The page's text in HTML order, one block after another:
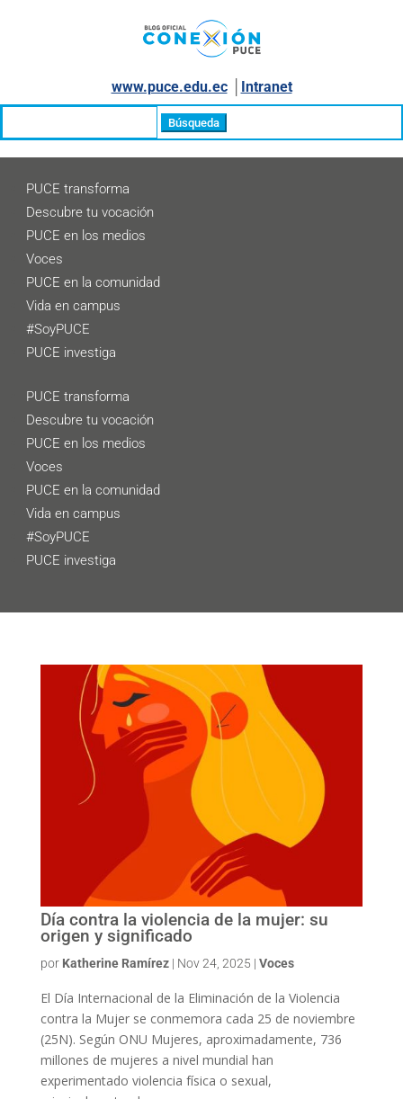
www.puce.edu.ec│ Intranet
PUCE transforma
Descubre tu vocación
PUCE en los medios
Voces
PUCE en la comunidad
Vida en campus
#SoyPUCE
PUCE investiga
PUCE transforma
Descubre tu vocación
PUCE en los medios
Voces
PUCE en la comunidad
Vida en campus
#SoyPUCE
PUCE investiga
Día contra la violencia de la mujer: su
origen y significado
por Katherine Ramírez| Nov 24, 2025 | Voces
El Día Internacional de la Eliminación de la Violencia
contra la Mujer se conmemora cada 25 de noviembre
(25N). Según ONU Mujeres, aproximadamente, 736
millones de mujeres a nivel mundial han
experimentado violencia física o sexual,